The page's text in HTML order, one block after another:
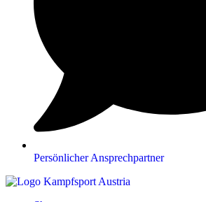
Persönlicher Ansprechpartner